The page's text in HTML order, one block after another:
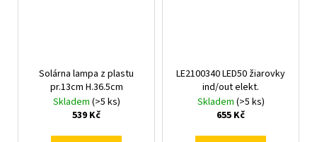
Solárna lampa z plastu
pr.13cm H.36.5cm
Skladem (>5 ks)
539 Kč
LE2100340 LED50 žiarovky
ind/out elekt.
Skladem (>5 ks)
655 Kč